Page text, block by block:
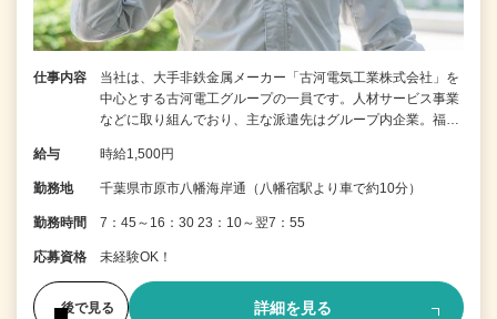
仕事内容
当社は、大手非鉄金属メーカー「古河電気工業株式会社」を
中心とする古河電工グループの一員です。人材サービス事業
などに取り組んでおり、主な派遣先はグループ内企業。福…
給与 時給1,500円
勤務地 千葉県市原市八幡海岸通（八幡宿駅より車で約10分）
勤務時間 7：45～16：30 23：10～翌7：55
応募資格 未経験OK！
後で見る 詳細を見る